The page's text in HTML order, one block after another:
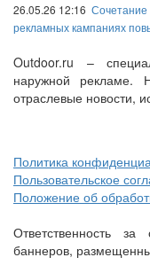
26.05.26 12:16 Сочетание
рекламных кампаниях
Outdoor.ru –
наружной рекламе.
отраслевые новости,
Политика
Пользовательское
Положение об
Ответственность
баннеров,